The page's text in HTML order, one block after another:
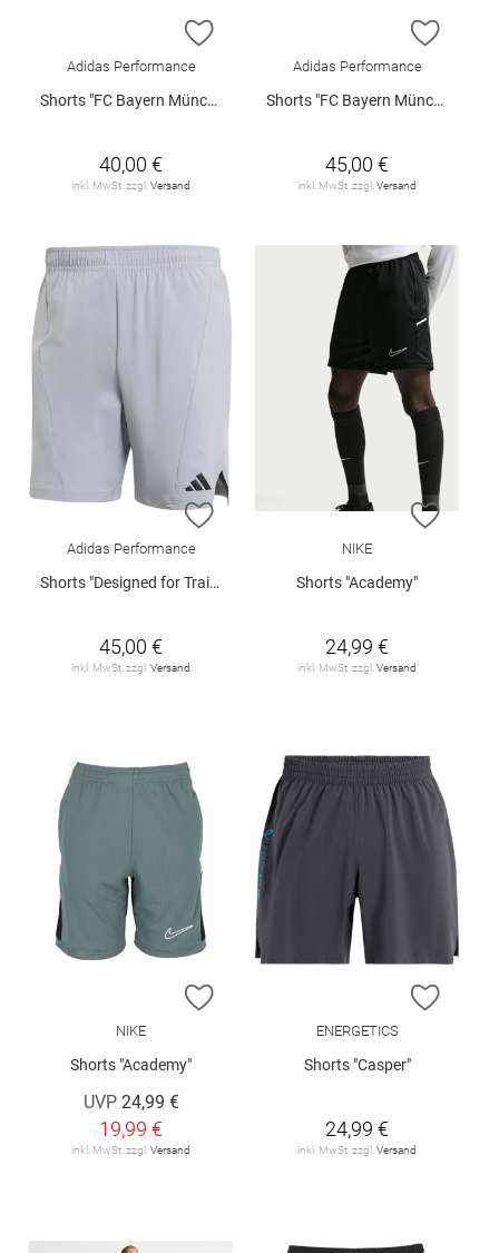
ZUR WUNSCHLISTE HINZUFÜGEN
Adidas Performance
Shorts "FC Bayern München Heimtrikot"
40,00 €
inkl. MwSt. zzgl.Versand
ZUR
Adidas Performance
Shorts "FC Bayern München Heimtrikot"
45,00 €
inkl. MwSt. zzgl.Versand
ZUR WUNSCHLISTE HINZUFÜGEN
Adidas Performance
Shorts "Designed for Training"
45,00 €
inkl. MwSt. zzgl.Versand
ZUR
NIKE
Shorts "Academy"
24,99 €
inkl. MwSt. zzgl.Versand
ZUR WUNSCHLISTE HINZUFÜGEN
NIKE
Shorts "Academy"
UVP 24,99 €
19,99 €
inkl. MwSt. zzgl. Versand
ZUR
ENERGETICS
Shorts "Casper"
24,99 €
inkl. MwSt. zzgl. Versand